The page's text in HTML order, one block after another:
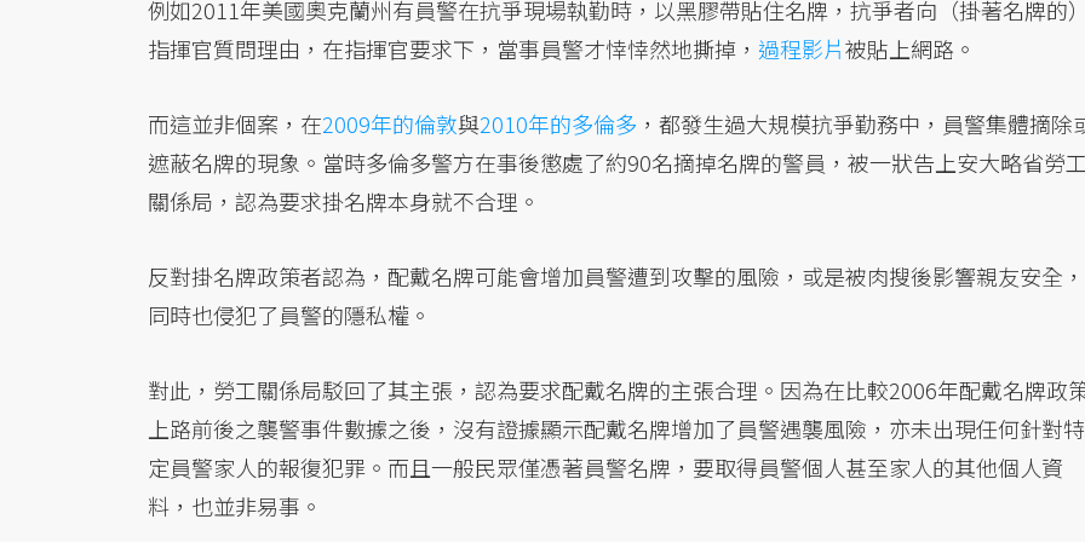
例如2011年美國奧克蘭州有員警在抗爭現場執勤時，以黑膠帶貼住名牌，抗爭者向（掛著名牌的）
指揮官質問理由，在指揮官要求下，當事員警才悻悻然地撕掉， 過程影片被貼上網路。
而這並非個案，在2009年的倫敦與2010年的多倫多 ，都發生過大規模抗爭勤務中，員警集體摘除
遮蔽名牌的現象。當時多倫多警方在事後懲處了約90名摘掉名牌的警員，被一狀告上安大略省勞工
關係局，認為要求掛名牌本身就不合理。
反對掛名牌政策者認為，配戴名牌可能會增加員警遭到攻擊的風險，或是被肉搜後影響親友安全，
同時也侵犯了員警的隱私權。
對此，勞工關係局駁回了其主張，認為要求配戴名牌的主張合理。因為在比較2006年配戴名牌政
上路前後之襲警事件數據之後，沒有證據顯示配戴名牌增加了員警遇襲風險，亦未出現任何針對特
定員警家人的報復犯罪。而且一般民眾僅憑著員警名牌，要取得員警個人甚至家人的其他個人資
料，也並非易事。